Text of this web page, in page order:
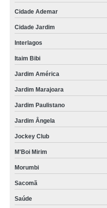
Cidade Ademar
Cidade Jardim
Interlagos
Itaim Bibi
Jardim América
Jardim Marajoara
Jardim Paulistano
Jardim Ângela
Jockey Club
M'Boi Mirim
Morumbi
Sacomã
Saúde